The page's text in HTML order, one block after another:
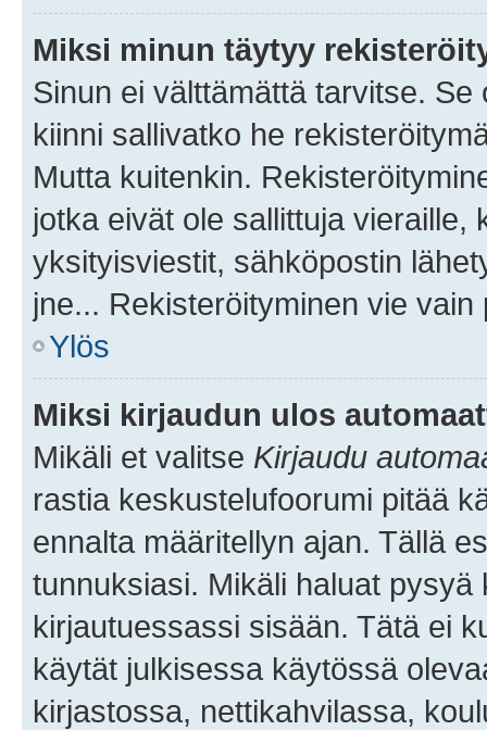
Miksi minun täytyy
Sinun ei välttämättä tarvitse.
kiinni sallivatko he
Mutta kuitenkin.
jotka eivät ole sallittuja vieraille,
yksityisviestit, sähköpostin
jne... Rekisteröityminen vie
Ylös
Miksi kirjaudun ulos
Mikäli et valitse Kirjaudu
rastia keskustelufoorumi pitää
ennalta määritellyn ajan. Tällä
tunnuksiasi. Mikäli haluat
kirjautuessassi sisään. Tätä ei
käytät julkisessa käytössä
kirjastossa, nettikahvilassa,